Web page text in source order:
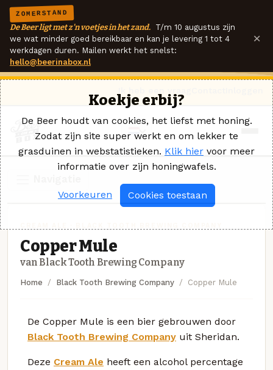
ZOMERSTAND
De Beer ligt met z'n voetjes in het zand. T/m 10 augustus zijn
we wat minder goed bereikbaar en kan je levering 1 tot 4
werkdagen duren. Mailen werkt het snelst:
hello@beerinabox.nl
×
Copper Mule
van Black Tooth Brewing Company
Home Black Tooth Brewing Company Copper Mule
De Copper Mule is een bier gebrouwen door
Black Tooth Brewing Company uit Sheridan.
Deze Cream Ale heeft een alcohol percentage
Koekje erbij?
De Beer houdt van cookies, het liefst met honing.
Zodat zijn site super werkt en om lekker te
grasduinen in webstatistieken. Klik hier voor meer
informatie over zijn honingwafels.
Voorkeuren Cookies toestaan